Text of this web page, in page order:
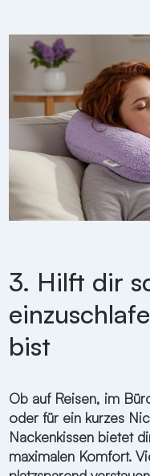
3. Hilft dir
bist
Ob auf Reisen, im
oder für ein kurzes
Nackenkissen bietet
maximalen Komfort.